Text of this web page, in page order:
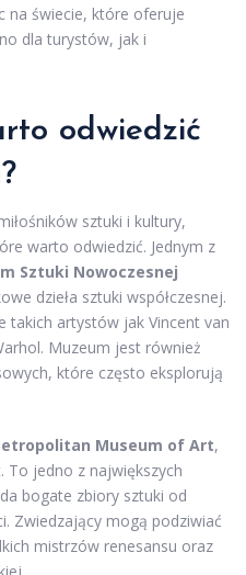
na świecie, które oferuje
dla turystów, jak i
odwiedzić
sztuki i kultury,
warto odwiedzić. Jednym z
Sztuki Nowoczesnej
dzieła sztuki współczesnej.
takich artystów jak Vincent van
Muzeum jest również
które często eksplorują
Museum of Art,
To jedno z największych
bogate zbiory sztuki od
Zwiedzający mogą podziwiać
mistrzów renesansu oraz